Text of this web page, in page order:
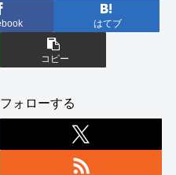
はてブ
コピー
ォローする